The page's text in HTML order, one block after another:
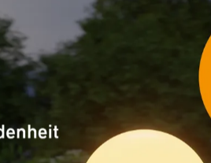
Ersatzteil - Professional Line
Ersatz-Profil GL 85